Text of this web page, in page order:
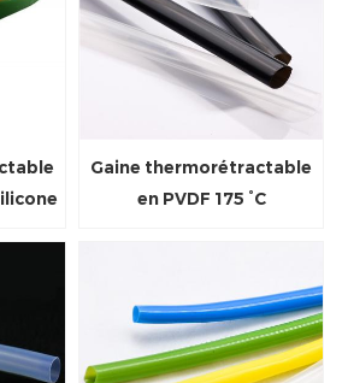
Gaine thermorétractable
en PVDF 175 °C